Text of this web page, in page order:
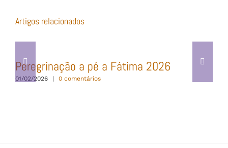
Artigos relacionados
Peregrinação a pé a Fátima 2026
01/02/2026 | 0 comentários